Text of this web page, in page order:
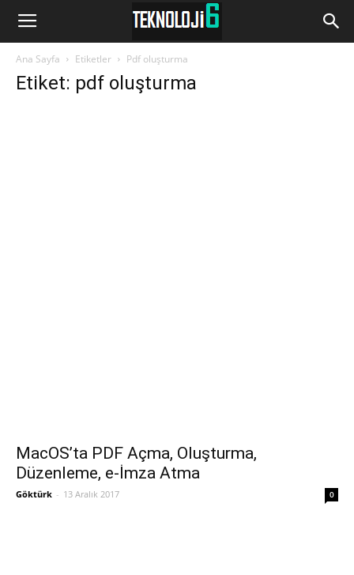
www.Teknoloji6.com
Ana Sayfa Etiketler Pdf oluşturma
Etiket: pdf oluşturma
MacOS’ta PDF Açma, Oluşturma,
Düzenleme, e-İmza Atma
Göktürk - 13 Aralık 2017 0